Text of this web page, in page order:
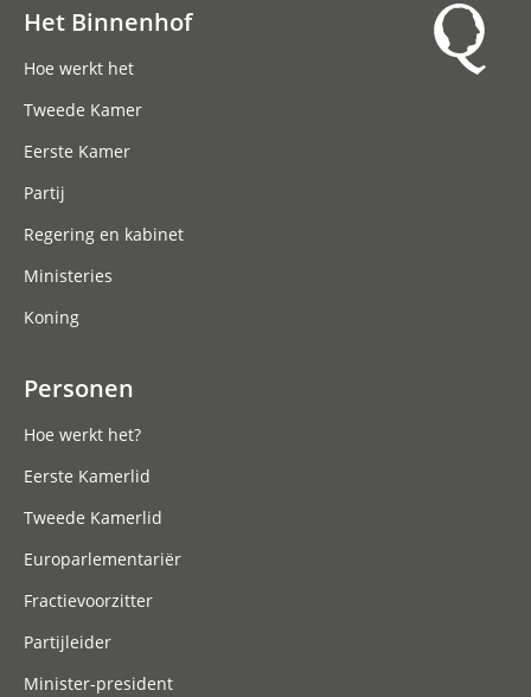
Het Binnenhof
Hoe werkt het
Tweede Kamer
Eerste Kamer
Partij
Regering en kabinet
Ministeries
Koning
Personen
Hoe werkt het?
Eerste Kamerlid
Tweede Kamerlid
Europarlementariër
Fractievoorzitter
Partijleider
Minister-president